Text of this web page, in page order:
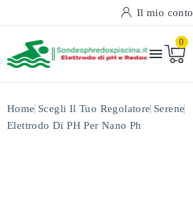
Il mio conto

0
Home Scegli Il Tuo Regolatore Serene
Elettrodo Di PH Per Nano Ph